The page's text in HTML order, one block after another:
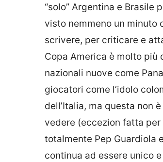
“solo” Argentina e Brasile
visto nemmeno un minuto
scrivere, per criticare e
Copa America è molto più
nazionali nuove come
giocatori come l’idolo
dell’Italia, ma questa non
vedere (eccezion fatta
totalmente Pep Guardiola
continua ad essere unico